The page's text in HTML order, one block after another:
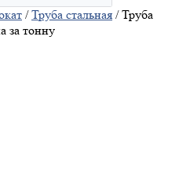
/Труба стальная / Труба
за тонну